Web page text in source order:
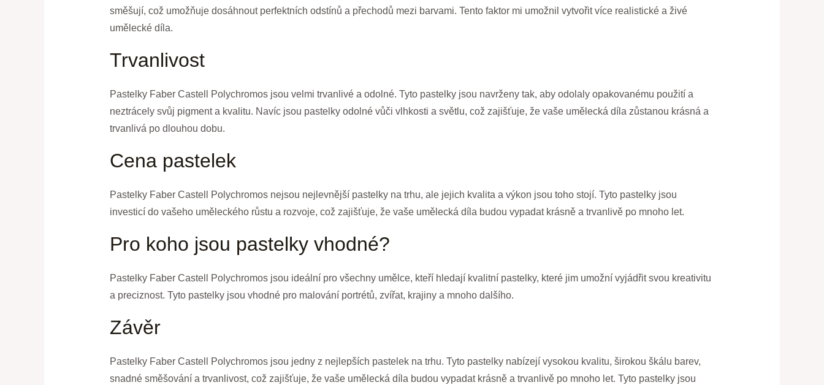
směšují, což umožňuje dosáhnout perfektních odstínů a přechodů mezi barvami. Tento faktor mi umožnil vytvořit více realistické a živé
umělecké díla.
Trvanlivost
Pastelky Faber Castell Polychromos jsou velmi trvanlivé a odolné. Tyto pastelky jsou navrženy tak, aby odolaly opakovanému použití a
neztrácely svůj pigment a kvalitu. Navíc jsou pastelky odolné vůči vlhkosti a světlu, což zajišťuje, že vaše umělecká díla zůstanou krásná a
trvanlivá po dlouhou dobu.
Cena pastelek
Pastelky Faber Castell Polychromos nejsou nejlevnější pastelky na trhu, ale jejich kvalita a výkon jsou toho stojí. Tyto pastelky jsou
investicí do vašeho uměleckého růstu a rozvoje, což zajišťuje, že vaše umělecká díla budou vypadat krásně a trvanlivě po mnoho let.
Pro koho jsou pastelky vhodné?
Pastelky Faber Castell Polychromos jsou ideální pro všechny umělce, kteří hledají kvalitní pastelky, které jim umožní vyjádřit svou kreativitu
a preciznost. Tyto pastelky jsou vhodné pro malování portrétů, zvířat, krajiny a mnoho dalšího.
Závěr
Pastelky Faber Castell Polychromos jsou jedny z nejlepších pastelek na trhu. Tyto pastelky nabízejí vysokou kvalitu, širokou škálu barev,
snadné směšování a trvanlivost, což zajišťuje, že vaše umělecká díla budou vypadat krásně a trvanlivě po mnoho let. Tyto pastelky jsou